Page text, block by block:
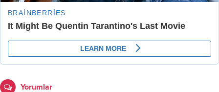
Yorumlar